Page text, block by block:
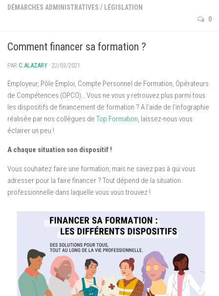
Informatique
Prévention
Langues
Contactez nous
DÉMARCHES ADMINISTRATIVES / LÉGISLATION
0
Comment financer sa formation ?
PAR C.ALAZARY · 22/03/2021
Employeur, Pôle Emploi, Compte Personnel de Formation, Opérateurs
de Compétences (OPCO)… Vous ne vous y retrouvez plus parmi tous
les dispositifs de financement de formation ? A l’aide de l’infographie
réalisée par nos collègues de Top Formation, laissez-nous vous
éclairer un peu !
A chaque situation son dispositif !
Vous souhaitez faire une formation, mais ne savez pas à qui vous
adresser pour la faire financer ? Tout dépend de la situation
professionnelle dans laquelle vous vous trouvez !